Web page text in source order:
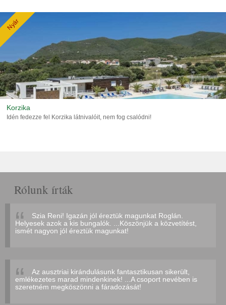
Nyár
Korzika
Idén fedezze fel Korzika látnivalóit, nem fog csalódni!
Rólunk írták
Szia Reni! Igazán jól éreztük magunkat Roglán.
Helyesek azok a kis bungalók. ...Köszönjük a közvetítést,
ismét nagyon jól éreztük magunkat!
Az ausztriai kirándulásunk fantasztikusan sikerült,
emlékezetes marad mindenkinek! ...A csoport nevében is
szeretném megköszönni a fáradozását!